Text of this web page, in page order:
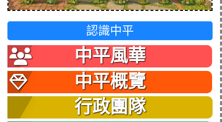
認識中平
中平風華
中平概覽
行政團隊